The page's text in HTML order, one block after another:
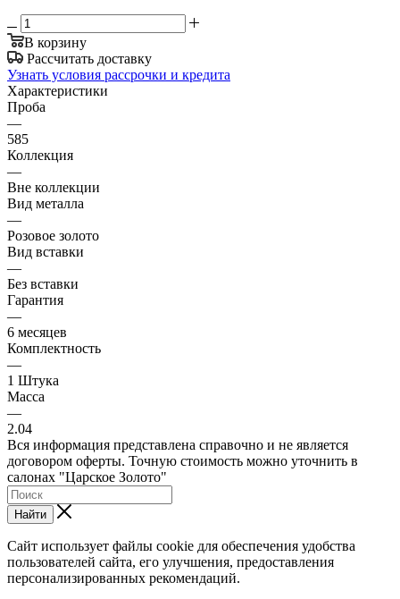
В корзину
Рассчитать доставку
Узнать условия рассрочки и кредита
Характеристики
Проба
—
585
Коллекция
—
Вне коллекции
Вид металла
—
Розовое золото
Вид вставки
—
Без вставки
Гарантия
—
6 месяцев
Комплектность
—
1 Штука
Масса
—
2.04
Вся информация представлена справочно и не является
договором оферты. Точную стоимость можно уточнить в
салонах "Царское Золото"
Найти
Сайт использует файлы cookie для обеспечения удобства
пользователей сайта, его улучшения, предоставления
персонализированных рекомендаций.